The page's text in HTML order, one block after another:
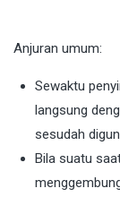
Anjuran umum:
Sewaktu
langsung
sesudah
Bila suatu